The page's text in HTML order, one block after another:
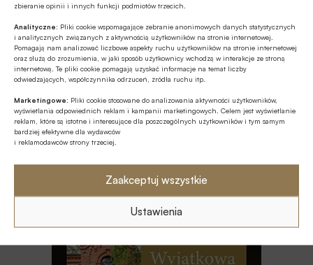
zbieranie opinii i innych funkcji podmiotów trzecich.
Analityczne: Pliki cookie wspomagające zebranie anonimowych danych statystycznych
i analitycznych związanych z aktywnością użytkowników na stronie internetowej.
Pomagają nam analizować liczbowe aspekty ruchu użytkowników na stronie internetowej
oraz służą do zrozumienia, w jaki sposób użytkownicy wchodzą w interakcje ze stroną
internetową. Te pliki cookie pomagają uzyskać informacje na temat liczby
odwiedzających, współczynnika odrzuceń, źródła ruchu itp.
Marketingowe: Pliki cookie stosowane do analizowania aktywności użytkowników,
wyświetlania odpowiednich reklam i kampanii marketingowych. Celem jest wyświetlanie
reklam, które są istotne i interesujące dla poszczególnych użytkowników i tym samym
bardziej efektywne dla wydawców
i reklamodawców strony trzeciej.
Zaakceptuj wszystkie
Ustawienia
ESG
Zielone remonty odrębnym, masowym
segmentem rynku finansowania
bankowego?
Z RYNKU FINANSOWEGO
PKO BP o nowych zasadach
ustawowych w sprawach frankowych
MULTIMEDIA
Na czym polega faza Discovery?